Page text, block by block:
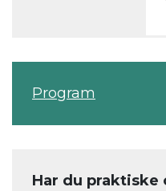
Program
Har du